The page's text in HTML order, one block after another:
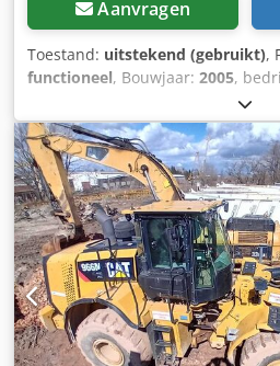
Aanvragen
Toestand: uitstekend (gebruikt),
functioneel, Bouwjaar: 2005,
Machine in zeer goede staat.
inzetbaar. Dcjdpfxszam D Is